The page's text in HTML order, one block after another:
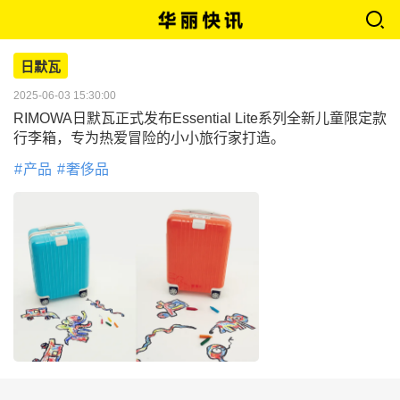
日默瓦
2025-06-03 15:30:00
RIMOWA日默瓦正式发布Essential Lite系列全新儿童限定款
行李箱，专为热爱冒险的小小旅行家打造。
产品 奢侈品